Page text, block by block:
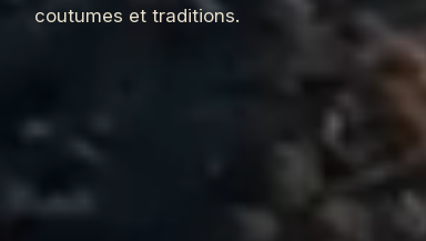
coutumes et traditions.